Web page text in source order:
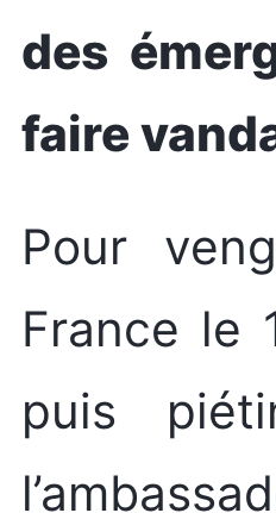
des
faire
Pour
France le
puis